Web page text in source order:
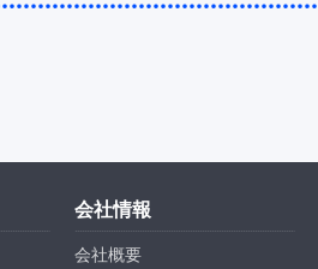
会社情報
会社概要